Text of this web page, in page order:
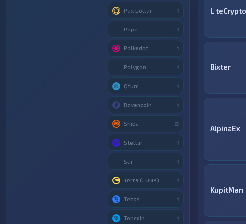
LiteCrypto
Bixter
AlpinaEx
KupitMan
Pax Dollar 1
Pepe 1
Polkadot 1
Polygon 1
Qtum 1
Ravencoin 1
Shiba 2
Stellar 1
Sui 1
Terra (LUNA) 1
Tezos 1
Toncoin 1